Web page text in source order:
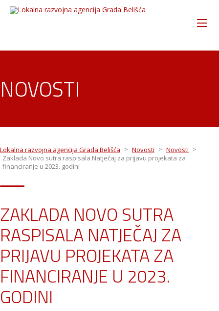
NOVOSTI
Lokalna razvojna agencija Grada Belišća > Novosti > Novosti >
Zaklada Novo sutra raspisala Natječaj za prijavu projekata za
financiranje u 2023. godini
ZAKLADA NOVO SUTRA
RASPISALA NATJEČAJ ZA
PRIJAVU PROJEKATA ZA
FINANCIRANJE U 2023.
GODINI